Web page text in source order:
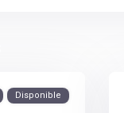
Disponible